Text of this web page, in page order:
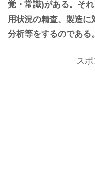
覚・常識)がある。そ
用状況の精査、製造に
分析等をするのである。
スポ